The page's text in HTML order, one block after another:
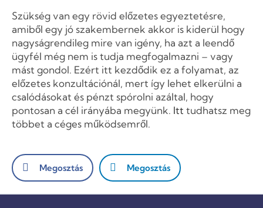
Szükség van egy rövid előzetes egyeztetésre,
amiből egy jó szakembernek akkor is kiderül hogy
nagyságrendileg mire van igény, ha azt a leendő
ügyfél még nem is tudja megfogalmazni – vagy
mást gondol. Ezért itt kezdődik ez a folyamat, az
előzetes konzultációnál, mert így lehet elkerülni a
csalódásokat és pénzt spórolni azáltal, hogy
pontosan a cél irányába megyünk. Itt tudhatsz meg
többet a céges működsemről.
Megosztás Megosztás